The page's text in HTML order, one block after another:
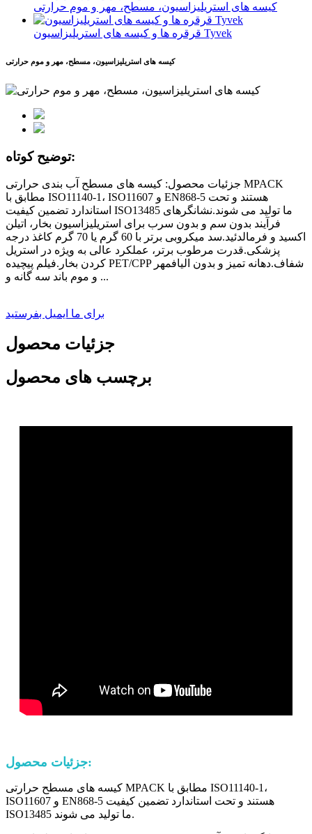
کیسه های استریلیزاسیون، مسطح، مهر و موم حرارتی
قرقره ها و کیسه های استریلیزاسیون Tyvek
کیسه های استریلیزاسیون، مسطح، مهر و موم حرارتی
توضیح کوتاه:
جزئیات محصول: کیسه های مسطح آب بندی حرارتی MPACK
مطابق با ISO11140-1، ISO11607 و EN868-5 هستند و تحت
استاندارد تضمین کیفیت ISO13485 ما تولید می شوند.نشانگرهای
فرآیند بدون سم و بدون سرب برای استریلیزاسیون بخار، اتیلن
اکسید و فرمالدئید.سد میکروبی برتر با 60 گرم یا 70 گرم کاغذ درجه
پزشکی.قدرت مرطوب برتر، عملکرد عالی به ویژه در استریل
کردن بخار.فیلم پیچیده PET/CPP شفاف.دهانه تمیز و بدون الیافمهر
و موم باند سه گانه و ...
برای ما ایمیل بفرستید
جزئیات محصول
برچسب های محصول
جزئیات محصول:
کیسه های مسطح حرارتی MPACK مطابق با ISO11140-1،
ISO11607 و EN868-5 هستند و تحت استاندارد تضمین کیفیت
ISO13485 ما تولید می شوند.